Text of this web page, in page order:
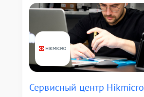
Сервисный центр Hikmicro